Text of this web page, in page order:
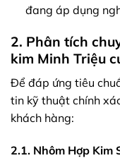
đang áp dụng
2. Phân tích
kim Minh Triệu
Để đáp ứng tiêu
tin kỹ thuật chính
khách hàng:
2.1. Nhôm Hợp Kim